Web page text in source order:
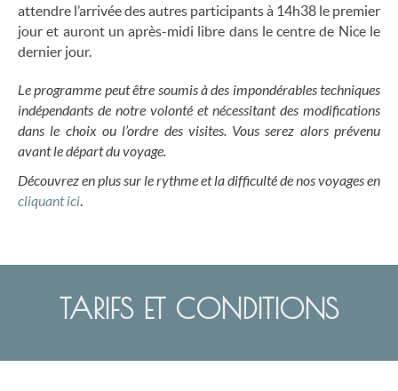
attendre l’arrivée des autres participants à 14h38 le premier
jour et auront un après-midi libre dans le centre de Nice le
dernier jour.
Le programme peut être soumis à des impondérables techniques
indépendants de notre volonté et nécessitant des modifications
dans le choix ou l’ordre des visites. Vous serez alors prévenu
avant le départ du voyage.
Découvrez en plus sur le rythme et la difficulté de nos voyages en
cliquant ici.
TARIFS ET CONDITIONS